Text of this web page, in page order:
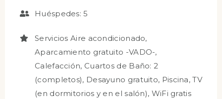
Huéspedes: 5
Servicios Aire acondicionado,
Aparcamiento gratuito -VADO-,
Calefacción, Cuartos de Baño: 2
(completos), Desayuno gratuito, Piscina,TV
(en dormitorios y en el salón), WiFi gratis